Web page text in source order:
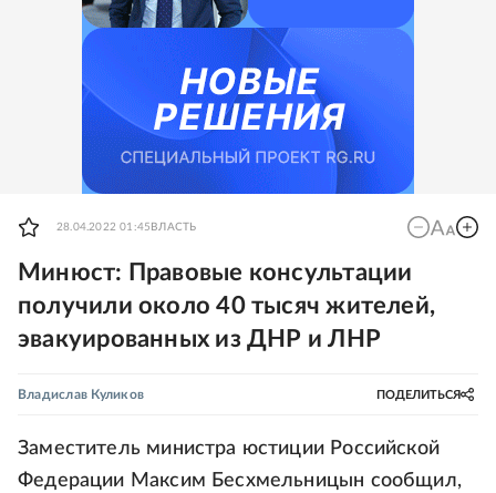
28.04.2022 01:45 ВЛАСТЬ
Минюст: Правовые консультации
получили около 40 тысяч жителей,
эвакуированных из ДНР и ЛНР
Владислав Куликов ПОДЕЛИТЬСЯ
Заместитель министра юстиции Российской
Федерации Максим Бесхмельницын сообщил,